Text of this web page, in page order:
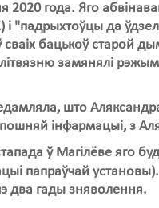
2020 года. Яго
і "падрыхтоўцы да
бацькоў старой
замянялі
што
інфармацыі, з
ў Магілёве яго
папраўчай
два гады зняволення.